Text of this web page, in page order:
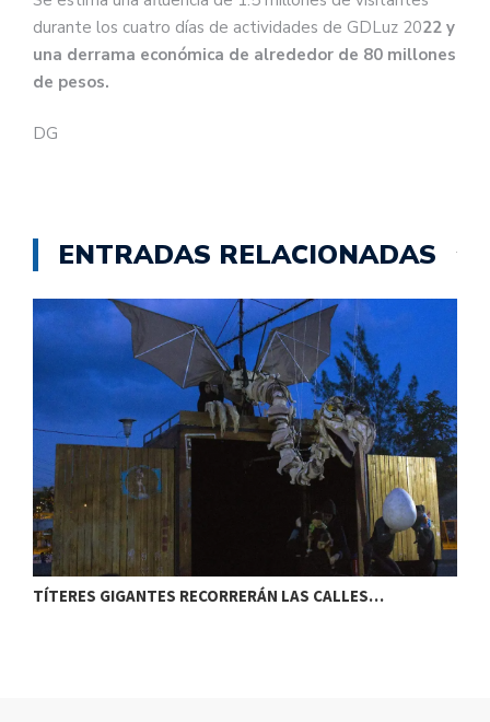
durante los cuatro días de actividades de GDLuz 2022 y
una derrama económica de alrededor de 80 millones
de pesos.
DG
ENTRADAS RELACIONADAS
TÍTERES GIGANTES RECORRERÁN LAS CALLES…